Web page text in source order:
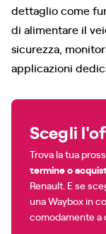
dettaglio come
di alimentare il
sicurezza,
applicazioni
Scegli
Trova la tua
termine o
Renault. E se
una Waybox in
comodamente a